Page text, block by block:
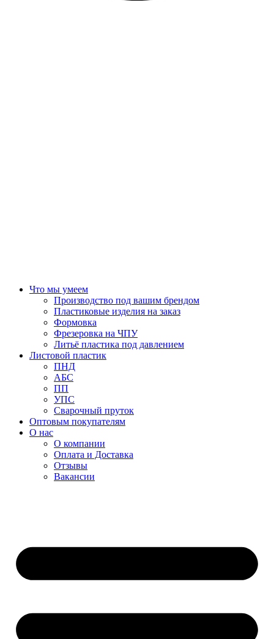
Что мы умеем
Производство под вашим брендом
Пластиковые изделия на заказ
Формовка
Фрезеровка на ЧПУ
Литьё пластика под давлением
Листовой пластик
ПНД
АБС
ПП
УПС
Сварочный пруток
Оптовым покупателям
О нас
О компании
Оплата и Доставка
Отзывы
Вакансии